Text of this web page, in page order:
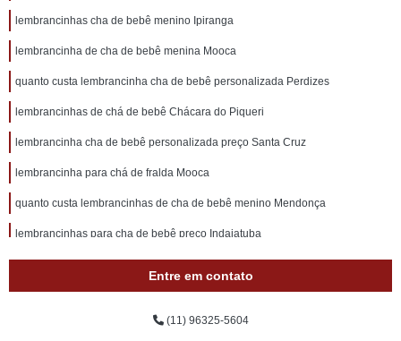
lembrancinhas cha de bebê menino Ipiranga
lembrancinha de cha de bebê menina Mooca
quanto custa lembrancinha cha de bebê personalizada Perdizes
lembrancinhas de chá de bebê Chácara do Piqueri
lembrancinha cha de bebê personalizada preço Santa Cruz
lembrancinha para chá de fralda Mooca
quanto custa lembrancinhas de cha de bebê menino Mendonça
lembrancinhas para cha de bebê preço Indaiatuba
onde tem lembrancinhas de cha de bebê menino Campo Grande
quanto custa lembrancinhas de cha de bebê Penha
Entre em contato
(11) 96325-5604